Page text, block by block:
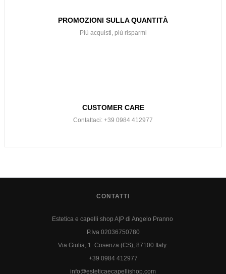
PROMOZIONI SULLA QUANTITÀ
Più acquisti, più risparmi
CUSTOMER CARE
Contattaci: +39 0984 412977
CONTATTI
Estetica e capelli shop A|P di Angelo Pranno
P.Iva 02036750780
Via Giulia, 1 Cosenza (CS), 87100 Italy
+39 0984 412977
info@esteticaecapellishop.com